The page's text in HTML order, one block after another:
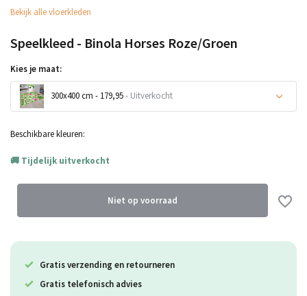
Bekijk alle vloerkleden
Speelkleed - Binola Horses Roze/Groen
Kies je maat:
300x400 cm - 179,95- Uitverkocht
Beschikbare kleuren:
Tijdelijk uitverkocht
Niet op voorraad
Gratis verzending en retourneren
Gratis telefonisch advies